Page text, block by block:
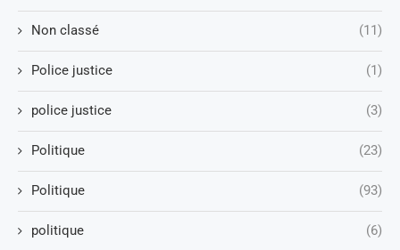
Non classé (11)
Police justice (1)
police justice (3)
Politique (23)
Politique (93)
politique (6)